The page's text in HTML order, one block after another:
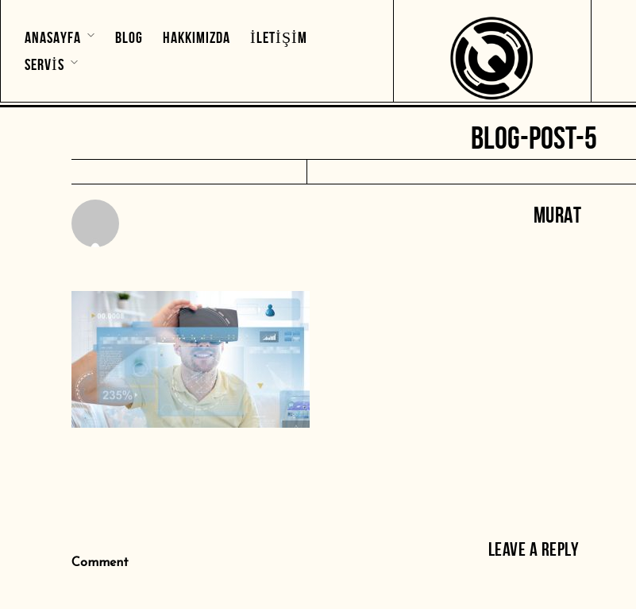
ANASAYFA BLOG HAKKIMIZDA
İLETIŞIM
SERVIS
BLOG-POST-5
MURAT
LEAVE A REPLY
Comment